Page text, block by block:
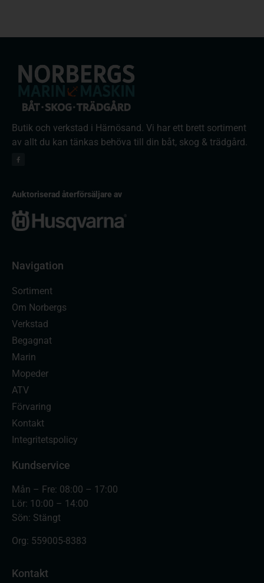
Butik och verkstad i Härnösand. Vi har ett brett sortiment
av allt du kan tänkas behöva till din båt, skog & trädgård.
Auktoriserad återförsäljare av
Navigation
Sortiment
Om Norbergs
Verkstad
Begagnat
Marin
Mopeder
ATV
Förvaring
Kontakt
Integritetspolicy
Kundservice
Mån – Fre: 08:00 – 17:00
Lör: 10:00 – 14:00
Sön: Stängt
Org: 559005-8383
Kontakt